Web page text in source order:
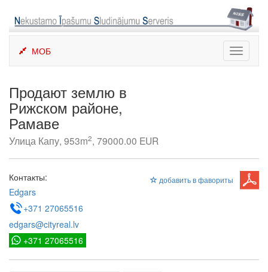
content
Toggle
МОБ
Продают землю в
Рижском районе,
Рамаве
Улица Капу, 953m2, 79000.00 EUR
добавить в фавориты
Контакты:
Edgars
+371 27065516
edgars@cityreal.lv
+371 27065516